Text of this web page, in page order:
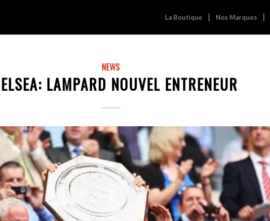
La Boutique Nos Marques
NEWS
LAMPARD NOUVEL ENTRENEUR